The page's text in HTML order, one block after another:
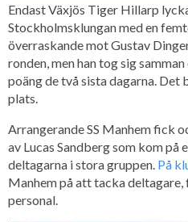
Endast Växjös Tiger Hillarp
Stockholmsklungan med en
överraskande mot Gustav
ronden, men han tog sig
poäng de två sista dagarna. Det
plats.
Arrangerande SS Manhem fick
av Lucas Sandberg som kom på
deltagarna i stora gruppen. På
Manhem på att tacka
personal.